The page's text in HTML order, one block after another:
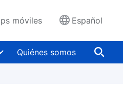
móviles Español
Quiénes somos